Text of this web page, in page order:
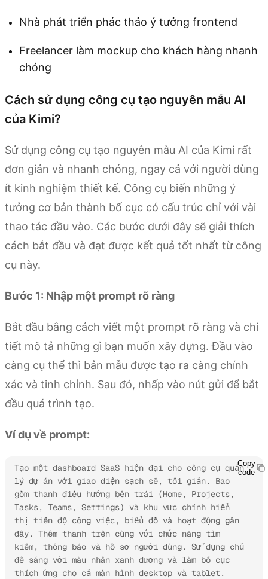
Nhà phát triển phác thảo ý tưởng frontend
Freelancer làm mockup cho khách hàng nhanh
chóng
Cách sử dụng công cụ tạo nguyên mẫu AI
của Kimi?
Sử dụng công cụ tạo nguyên mẫu AI của Kimi rất
đơn giản và nhanh chóng, ngay cả với người dùng
ít kinh nghiệm thiết kế. Công cụ biến những ý
tưởng cơ bản thành bố cục có cấu trúc chỉ với vài
thao tác đầu vào. Các bước dưới đây sẽ giải thích
cách bắt đầu và đạt được kết quả tốt nhất từ công
cụ này.
Bước 1: Nhập một prompt rõ ràng
Bắt đầu bằng cách viết một prompt rõ ràng và chi
tiết mô tả những gì bạn muốn xây dựng. Đầu vào
càng cụ thể thì bản mẫu được tạo ra càng chính
xác và tinh chỉnh. Sau đó, nhấp vào nút gửi để bắt
đầu quá trình tạo.
Ví dụ về prompt:
Tạo một dashboard SaaS hiện đại cho công cụ quản
lý dự án với giao diện sạch sẽ, tối giản. Bao
gồm thanh điều hướng bên trái (Home, Projects,
Tasks, Teams, Settings) và khu vực chính hiển
thị tiến độ công việc, biểu đồ và hoạt động gần
đây. Thêm thanh trên cùng với chức năng tìm
kiếm, thông báo và hồ sơ người dùng. Sử dụng chủ
đề sáng với màu nhấn xanh dương và làm bố cục
thích ứng cho cả màn hình desktop và tablet.
Copy
code